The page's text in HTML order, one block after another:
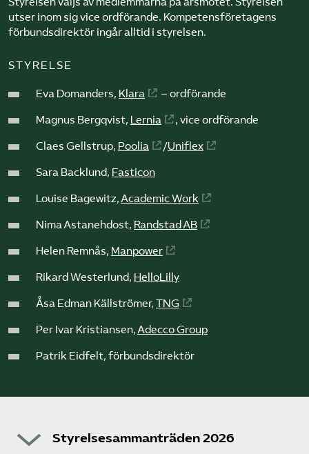
Logga in på Arbetsgivarguiden
utser inom sig vice ordförande. Kompetensföretagens
förbundsdirektör ingår alltid i styrelsen.
STYRELSE
Eva Domanders, Klara – ordförande
Magnus Bergqvist, Lernia , vice ordförande
Claes Gellstrup, Poolia /Uniflex
Sara Backlund, Fasticon
Louise Bagewitz,Academic Work
Nima Astanehdost, Randstad AB
Helen Remnås, Manpower
Rikard Westerlund, HelloLilly
Åsa Edman Källströmer, TNG
Per Ivar Kristiansen,Adecco Group
Patrik Eidfelt, förbundsdirektör
Styrelsesammanträden 2026